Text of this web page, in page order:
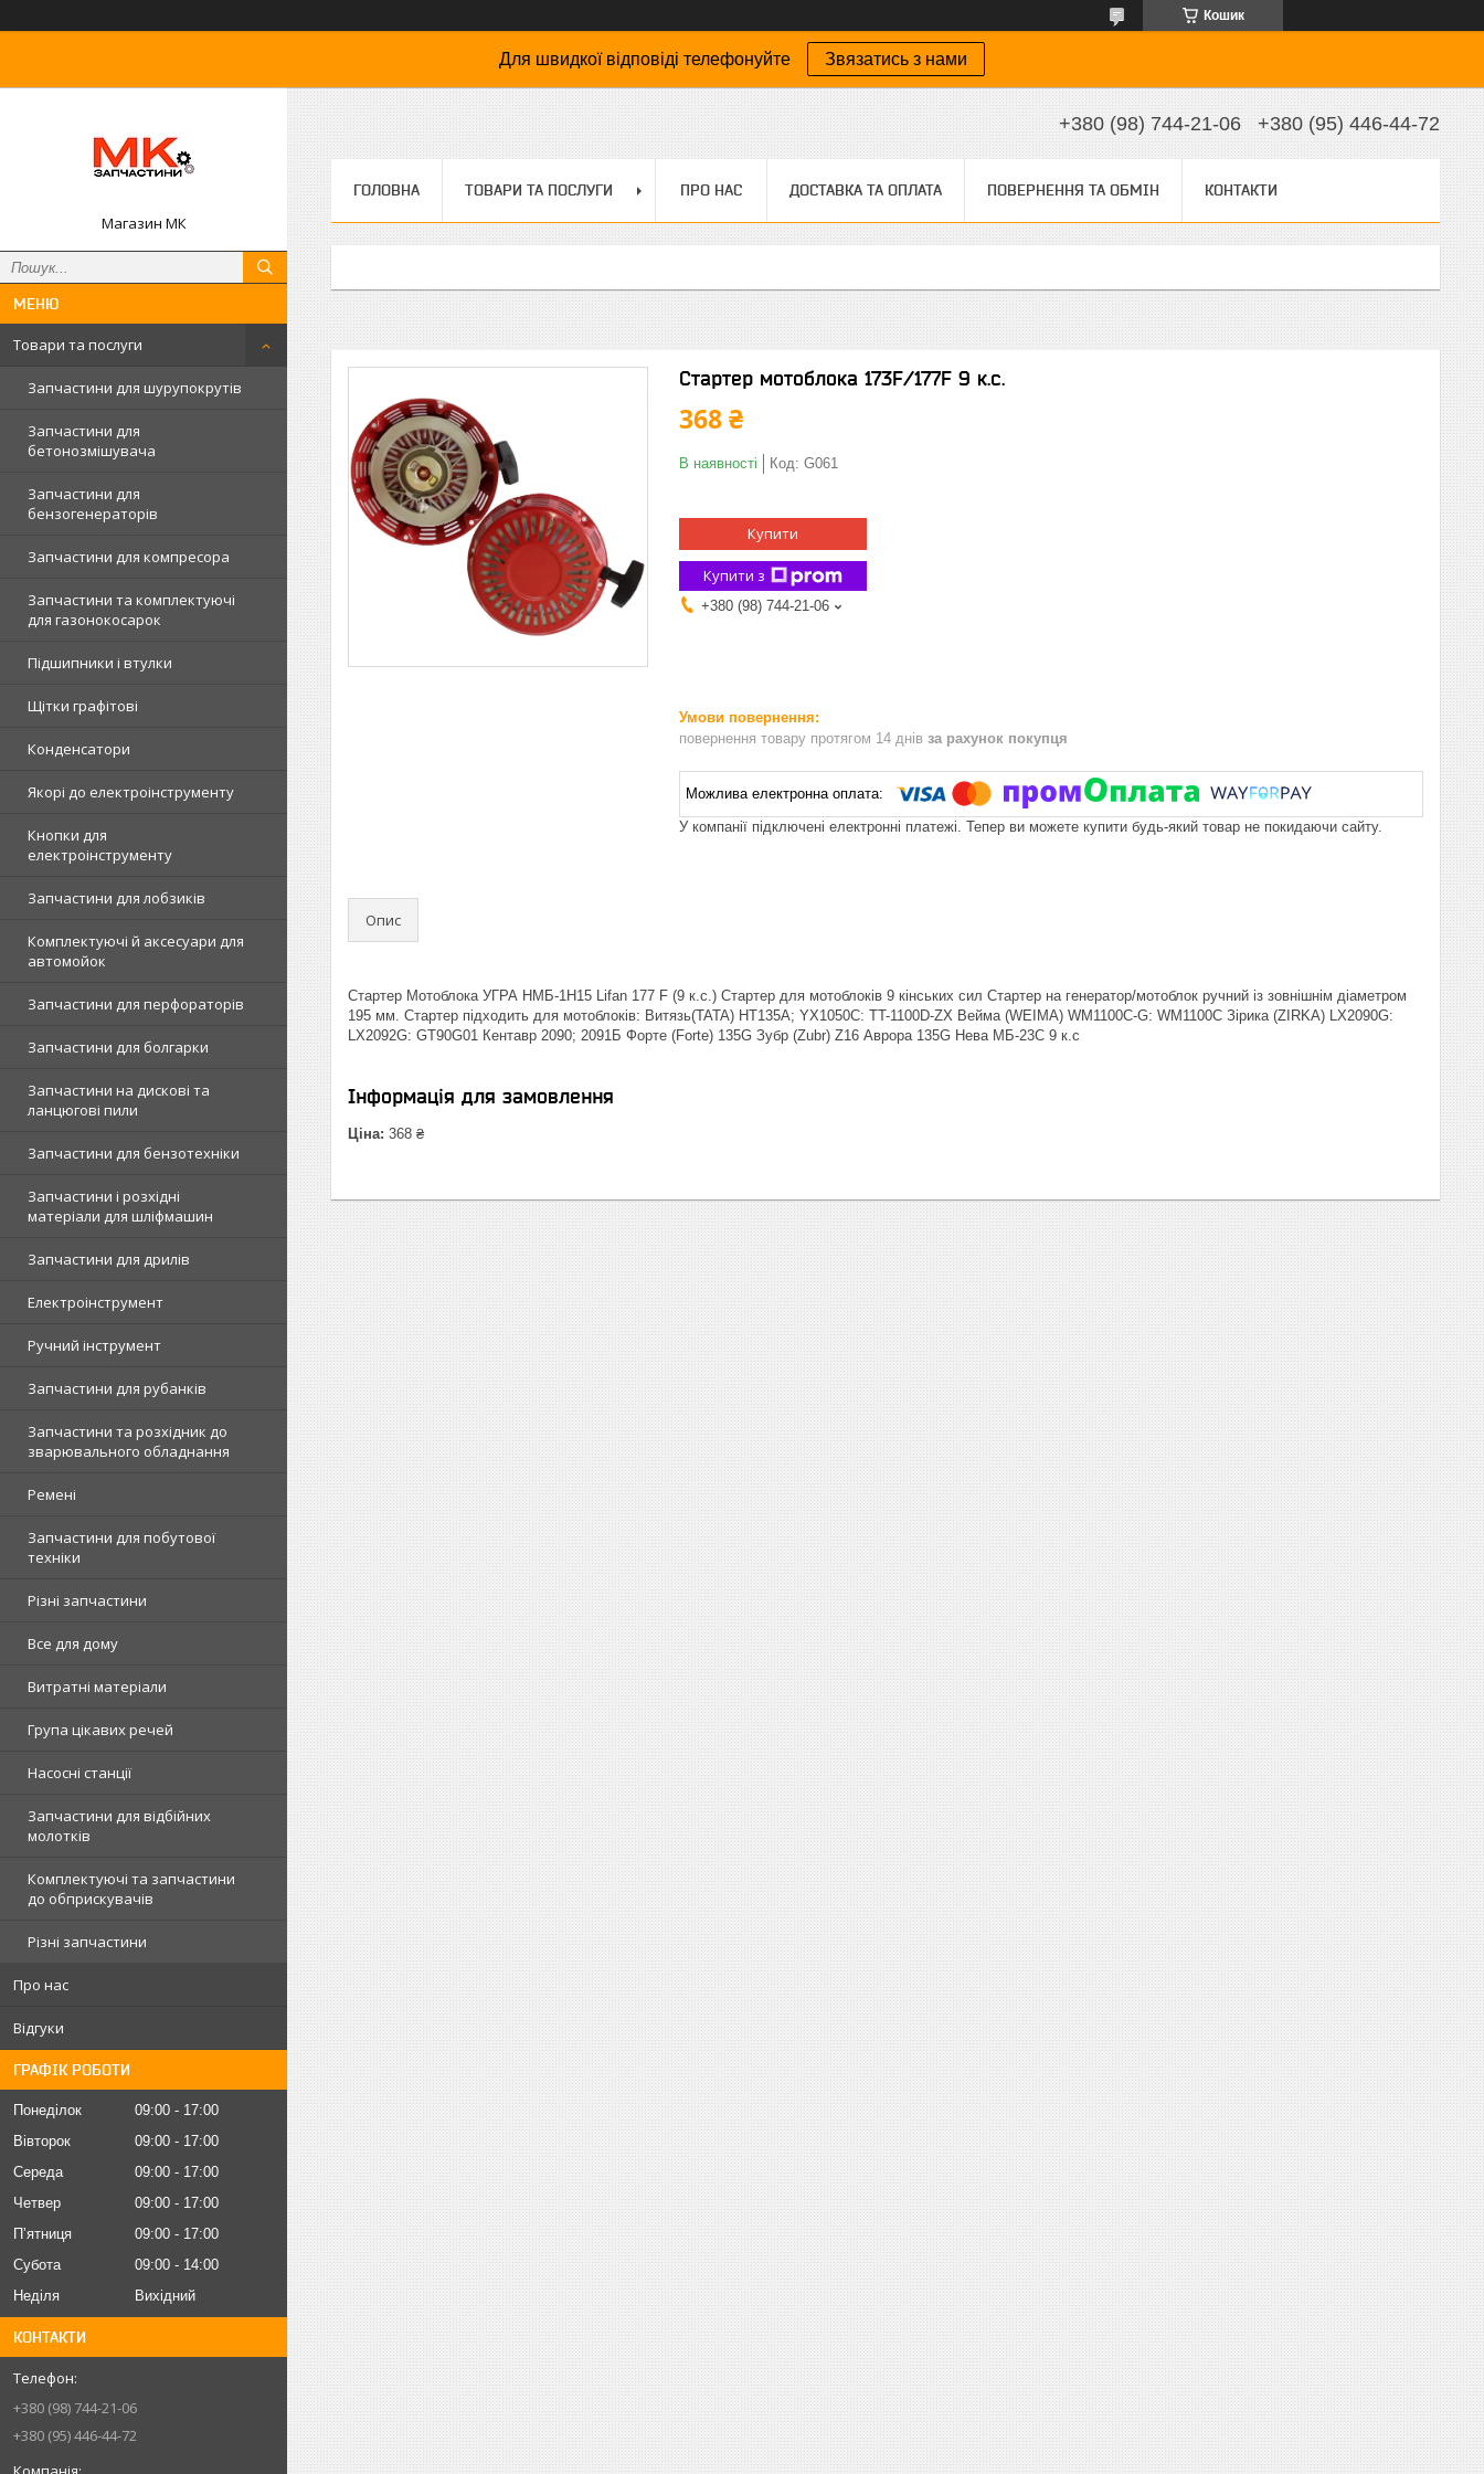
Кошик
Для швидкої відповіді телефонуйте Звязатись з нами
Магазин МК
Товари та послуги
Запчастини для шурупокрутів
Запчастини для
бетонозмішувача
Запчастини для
бензогенераторів
Запчастини для компресора
Запчастини та комплектуючі
для газонокосарок
Підшипники і втулки
Щітки графітові
Конденсатори
Якорі до електроінструменту
Кнопки для
електроінструменту
Запчастини для лобзиків
Комплектуючі й аксесуари для
автомойок
Запчастини для перфораторів
Запчастини для болгарки
Запчастини на дискові та
ланцюгові пили
Запчастини для бензотехніки
Запчастини і розхідні
матеріали для шліфмашин
Запчастини для дрилів
Електроінструмент
Ручний інструмент
Запчастини для рубанків
Запчастини та розхідник до
зварювального обладнання
Ремені
Запчастини для побутової
техніки
Різні запчастини
Все для дому
Витратні матеріали
Група цікавих речей
Насосні станції
Запчастини для відбійних
молотків
Комплектуючі та запчастини
до обприскувачів
Різні запчастини
Про нас
Відгуки
ГРАФІК РОБОТИ
Понеділок 09:00
17:00
Вівторок
09:00
17:00
Середа
09:00
17:00
Четвер
09:00
17:00
Пʼятниця
09:00
17:00
Субота
09:00
14:00
Неділя
Вихідний
КОНТАКТИ
+380 (98) 744-21-06
+380 (95) 446-44-72
+380 (98) 744-21-06 +380 (95) 446-44-72
ГОЛОВНА ТОВАРИ ТА ПОСЛУГИ ПРО НАС ДОСТАВКА ТА ОПЛАТА ПОВЕРНЕННЯ ТА ОБМІН КОНТАКТИ
Стартер мотоблока 173F/177F 9 к.с.
368 ₴
В наявності Код: G061
Купити
Купити з
+380 (98) 744-21-06
повернення товару протягом 14 днів за рахунок покупця
У компанії підключені електронні платежі. Тепер ви можете купити будь-який товар не покидаючи сайту.
Опис
Стартер Мотоблока УГРА НМБ-1Н15 Lifan 177 F (9 к.с.) Стартер для мотоблоків 9 кінських сил Стартер на генератор/мотоблок ручний із зовнішнім діаметром
195 мм. Стартер підходить для мотоблоків: Витязь(TATA) HT135A; YX1050C: TT-1100D-ZX Вейма (WEIMA) WM1100C-G: WM1100C Зірика (ZIRKA) LX2090G:
LX2092G: GT90G01 Кентавр 2090; 2091Б Форте (Forte) 135G Зубр (Zubr) Z16 Аврора 135G Нева МБ-23С 9 к.с
Інформація для замовлення
Ціна: 368 ₴